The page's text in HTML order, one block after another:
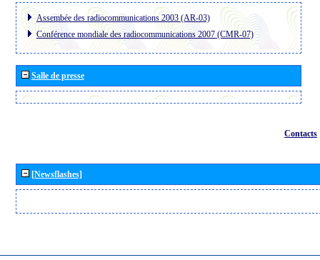
Assembée des radiocommunications 2003 (AR-03)
Conférence mondiale des radiocommunications 2007 (CMR-07)
Salle de presse
Contacts
[Newsflashes]